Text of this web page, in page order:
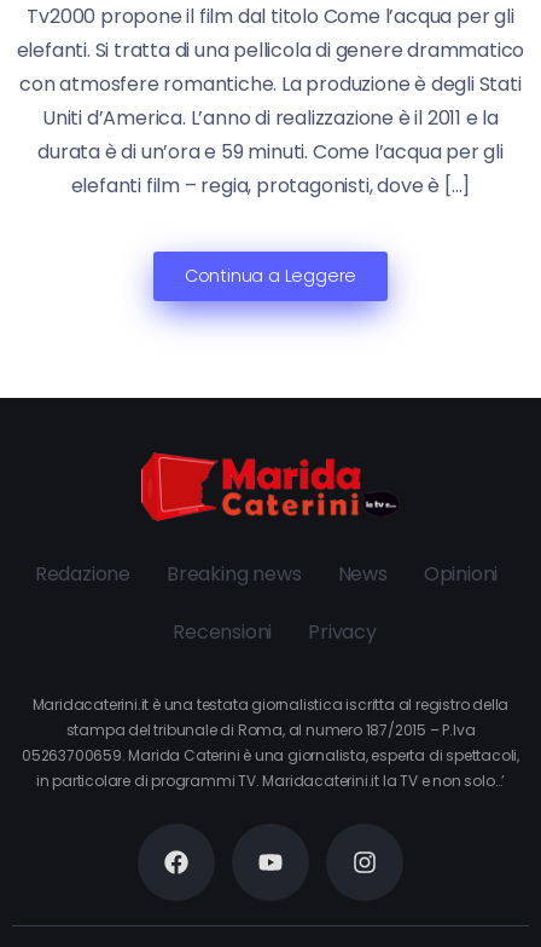
Tv2000 propone il film dal titolo Come l’acqua per gli
elefanti. Si tratta di una pellicola di genere drammatico
con atmosfere romantiche. La produzione è degli Stati
Uniti d’America. L’anno di realizzazione è il 2011 e la
durata è di un’ora e 59 minuti. Come l’acqua per gli
elefanti film – regia, protagonisti, dove è […]
Continua a Leggere
Redazione Breaking news News Opinioni
Recensioni Privacy
Maridacaterini.it è una testata giornalistica iscritta al registro della
stampa del tribunale di Roma, al numero 187/2015 – P.Iva
05263700659. Marida Caterini è una giornalista, esperta di spettacoli,
in particolare di programmi TV. Maridacaterini.it la TV e non solo…’